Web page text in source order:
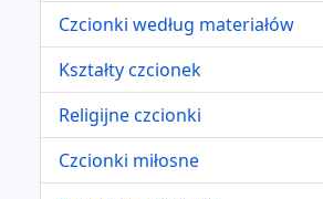
Czcionki według materiałów
Kształty czcionek
Religijne czcionki
Czcionki miłosne